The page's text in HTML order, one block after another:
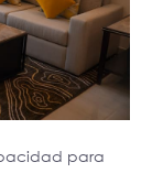
para